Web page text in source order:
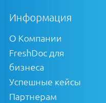
Информация
О Компании
FreshDoc для
бизнеса
Успешные кейсы
Партнерам